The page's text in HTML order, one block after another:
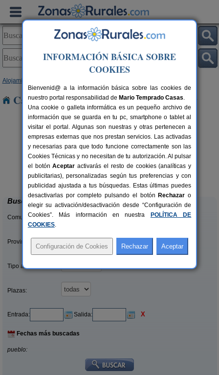
Alojamientos
Casas Rurales cerca de Berrio
12+7 pers.
desde44 €
Casa Rural Larrakoetxea
Plentzia (Vizcaya)
Buscar
Comunidades:
Provincias/Islas:
Tipo alquiler:
Plazas:
Entrada: Salida: X
Fechas más buscadas
pueblo:
INFORMACIÓN BÁSICA SOBRE
COOKIES
Bienvenid@ a la información básica sobre las cookies de
nuestro portal responsabilidad de Mario Temprado Casas.
Una cookie o galleta informática es un pequeño archivo de
información que se guarda en tu pc, smartphone o tablet al
visitar el portal. Algunas son nuestras y otras pertenecen a
empresas externas que nos prestan servicios. Las activadas
y necesarias para que todo funcione correctamente son las
Cookies Técnicas y no necesitan de tu autorización. Al pulsar
el botónAceptar activarás el resto de cookies (analíticas y
publicitarias), personalizadas según tus preferencias y con
publicidad ajustada a tus búsquedas. Estas últimas puedes
desactivarlas por completo pulsando el botón Rechazar o
elegir su activación/desactivación desde “Configuración de
Cookies”. Más información en nuestra
POLÍTICA DE
COOKIES.